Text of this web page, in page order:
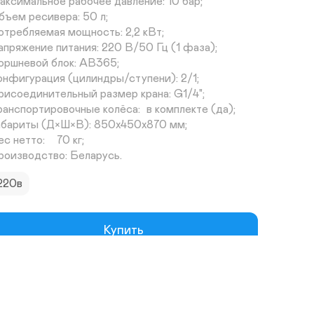
ресивера: 50 л;
мощность: 2,2 кВт;
питания: 220 В/50 Гц (1 фаза);
блок: AB365;
(цилиндры/ступени): 2/1;
размер крана: G1/4";
колёса:	в комплекте (да);
(Д×Ш×В): 850x450x870 мм;
нетто:	70 кг;
Беларусь.
Купить